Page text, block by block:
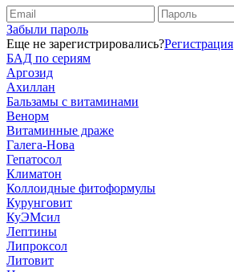
Забыли пароль
Еще не зарегистрировались?Регистрация
БАД по сериям
Аргозид
Ахиллан
Бальзамы с витаминами
Венорм
Витаминные драже
Галега-Нова
Гепатосол
Климатон
Коллоидные фитоформулы
Курунговит
КуЭМсил
Лептины
Липроксол
Литовит